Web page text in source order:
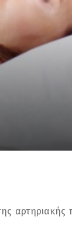
αρτηριακής